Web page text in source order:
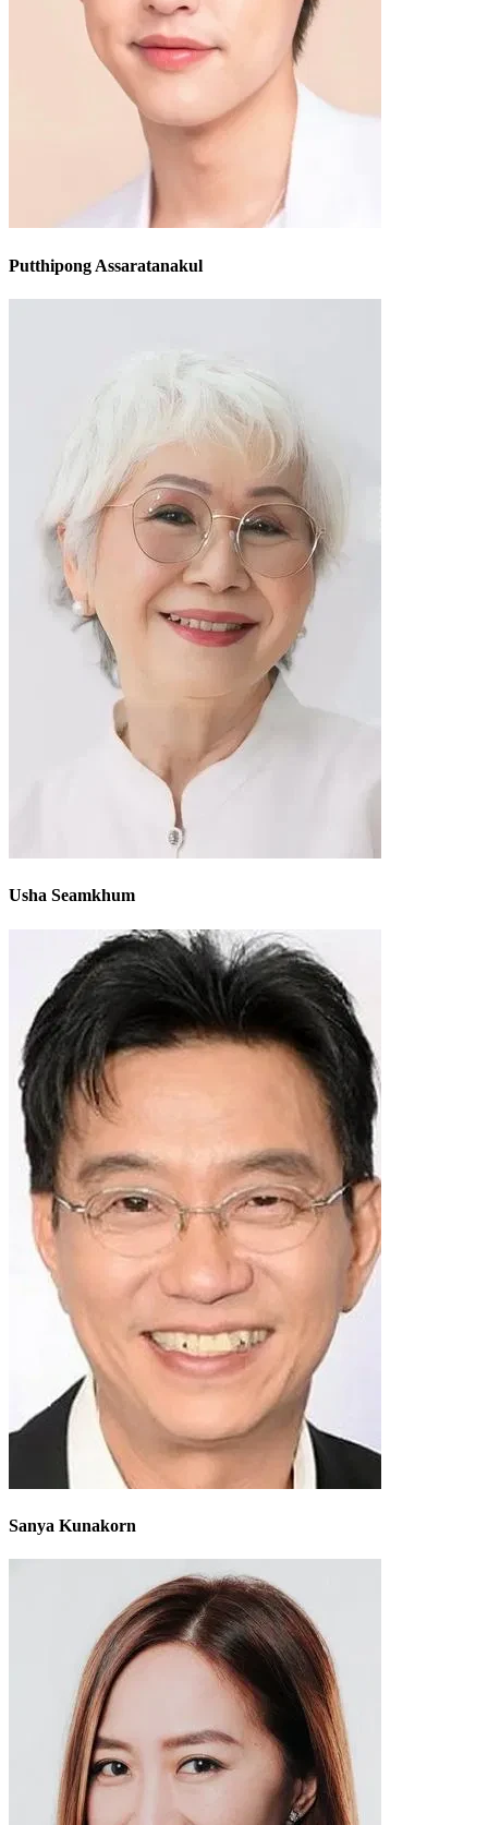
Putthipong Assaratanakul
Usha Seamkhum
Sanya Kunakorn